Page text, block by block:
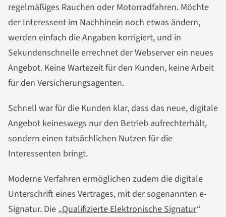
regelmäßiges Rauchen oder Motorradfahren. Möchte
der Interessent im Nachhinein noch etwas ändern,
werden einfach die Angaben korrigiert, und in
Sekundenschnelle errechnet der Webserver ein neues
Angebot. Keine Wartezeit für den Kunden, keine Arbeit
für den Versicherungsagenten.
Schnell war für die Kunden klar, dass das neue, digitale
Angebot keineswegs nur den Betrieb aufrechterhält,
sondern einen tatsächlichen Nutzen für die
Interessenten bringt.
Moderne Verfahren ermöglichen zudem die digitale
Unterschrift eines Vertrages, mit der sogenannten e-
Signatur. Die „Qualifizierte Elektronische Signatur“